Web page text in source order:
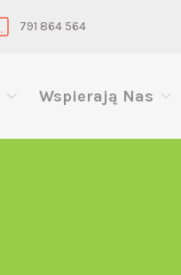
791 864 564
Wspierają Nas